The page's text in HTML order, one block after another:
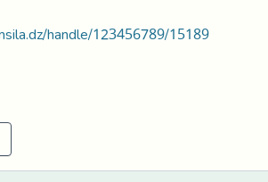
handle/123456789/15189